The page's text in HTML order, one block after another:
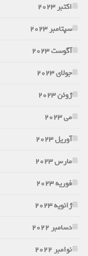
اکتبر 2023
سپتامبر 2023
آگوست 2023
جولای 2023
ژوئن 2023
می 2023
آوریل 2023
مارس 2023
فوریه 2023
ژانویه 2023
دسامبر 2022
نوامبر 2022